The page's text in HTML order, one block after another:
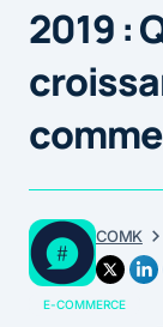
2019 :
COMK
E-COMMERCE